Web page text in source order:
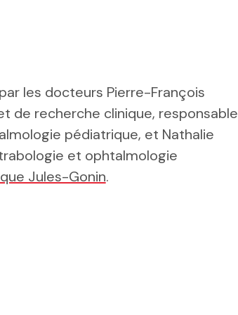
les docteurs Pierre-François
de recherche clinique, responsable
pédiatrique, et Nathalie
et ophtalmologie
Jules-Gonin.